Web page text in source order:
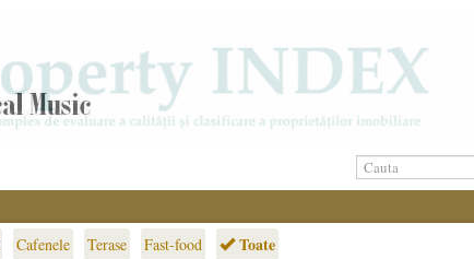
Cafenele Terase Fast-food Toate